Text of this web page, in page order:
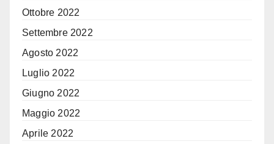
Ottobre 2022
Settembre 2022
Agosto 2022
Luglio 2022
Giugno 2022
Maggio 2022
Aprile 2022